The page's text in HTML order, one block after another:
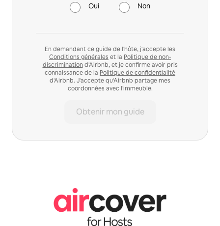
Oui Non
En demandant ce guide de l'hôte, j'accepte les
Conditions générales et la Politique de non-
discrimination d'Airbnb, et je confirme avoir pris
connaissance de la Politique de confidentialité
d'Airbnb. J'accepte qu'Airbnb partage mes
coordonnées avec l'immeuble.
Obtenir mon guide